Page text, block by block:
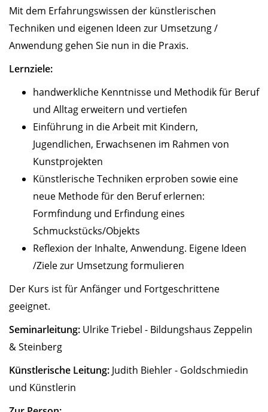
Mit dem Erfahrungswissen der künstlerischen
Techniken und eigenen Ideen zur Umsetzung /
Anwendung gehen Sie nun in die Praxis.
Lernziele:
handwerkliche Kenntnisse und Methodik für Beruf
und Alltag erweitern und vertiefen
Einführung in die Arbeit mit Kindern,
Jugendlichen, Erwachsenen im Rahmen von
Kunstprojekten
Künstlerische Techniken erproben sowie eine
neue Methode für den Beruf erlernen:
Formfindung und Erfindung eines
Schmuckstücks/Objekts
Reflexion der Inhalte, Anwendung. Eigene Ideen
/Ziele zur Umsetzung formulieren
Der Kurs ist für Anfänger und Fortgeschrittene
geeignet.
Seminarleitung: Ulrike Triebel - Bildungshaus Zeppelin
& Steinberg
Künstlerische Leitung: Judith Biehler - Goldschmiedin
und Künstlerin